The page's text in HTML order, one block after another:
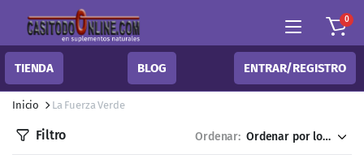
0
TIENDA BLOG ENTRAR/REGISTRO
Inicio La Fuerza Verde
Filtro Ordenar: